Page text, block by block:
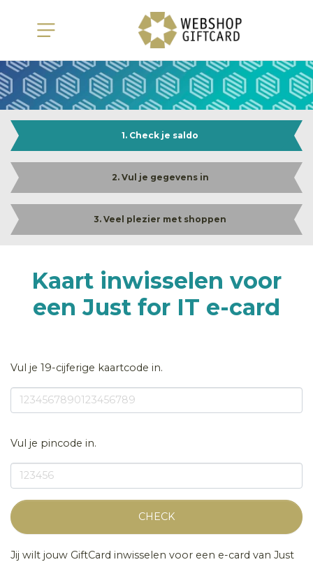
1. Check je saldo
2. Vul je gegevens in
3. Veel plezier met shoppen
Kaart inwisselen voor
een Just for IT e-card
Vul je 19-cijferige kaartcode in.
Vul je pincode in.
CHECK
Jij wilt jouw GiftCard inwisselen voor een e-card van Just